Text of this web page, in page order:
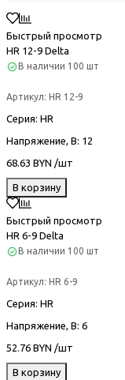
Быстрый просмотр
HR 12-9 Delta
В наличии 100 шт
Артикул: HR 12-9
Серия: HR
Напряжение, В: 12
68.63 BYN /шт
В корзину
Быстрый просмотр
HR 6-9 Delta
В наличии 100 шт
Артикул: HR 6-9
Серия: HR
Напряжение, В: 6
52.76 BYN /шт
В корзину